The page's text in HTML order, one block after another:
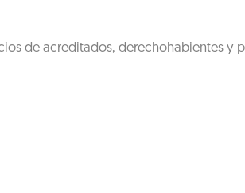
de acreditados, derechohabientes y